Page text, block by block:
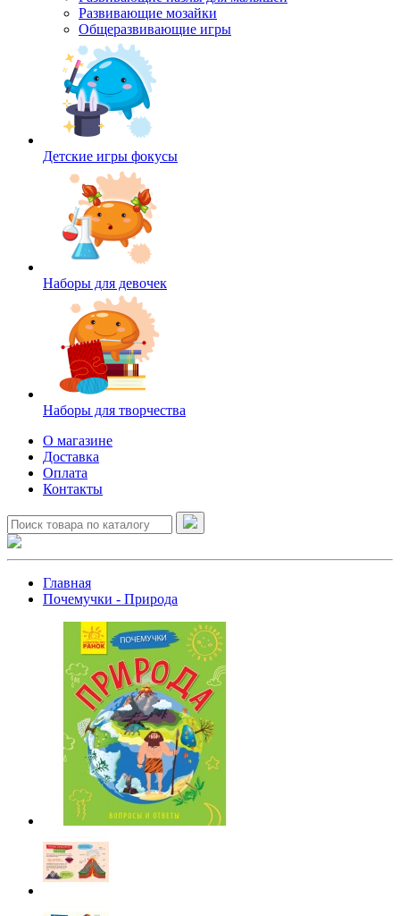
Развивающие мозайки
Общеразвивающие игры
Детские игры фокусы
Наборы для девочек
Наборы для творчества
О магазине
Доставка
Оплата
Контакты
Главная
Почемучки - Природа